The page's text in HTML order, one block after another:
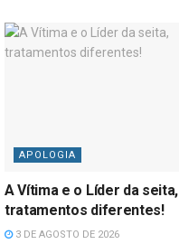
APOLOGIA
A Vítima e o Líder da seita,
tratamentos diferentes!
3 DE AGOSTO DE 2026